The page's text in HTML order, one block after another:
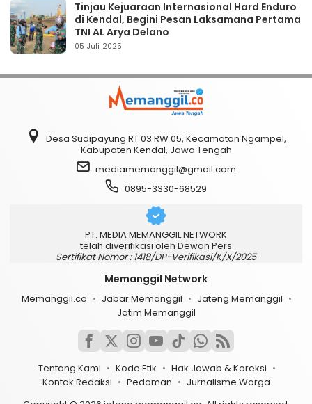
Tinjau Kejuaraan Internasional Hard Enduro
di Kendal, Begini Pesan Laksamana Pertama
TNI AL Arya Delano
05 Juli 2025
Desa Sudipayung RT 03 RW 05, Kecamatan Ngampel,
Kabupaten Kendal, Jawa Tengah
mediamemanggil@gmail.com
0895-3330-68529
PT. MEDIA MEMANGGIL NETWORK
telah diverifikasi oleh Dewan Pers
Sertifikat Nomor : 1418/DP-Verifikasi/K/X/2025
Memanggil Network
Memanggil.co Jabar Memanggil
Jateng Memanggil
Jatim Memanggil
Tentang Kami Kode Etik
Hak Jawab & Koreksi
Kontak Redaksi
Pedoman
Jurnalisme Warga